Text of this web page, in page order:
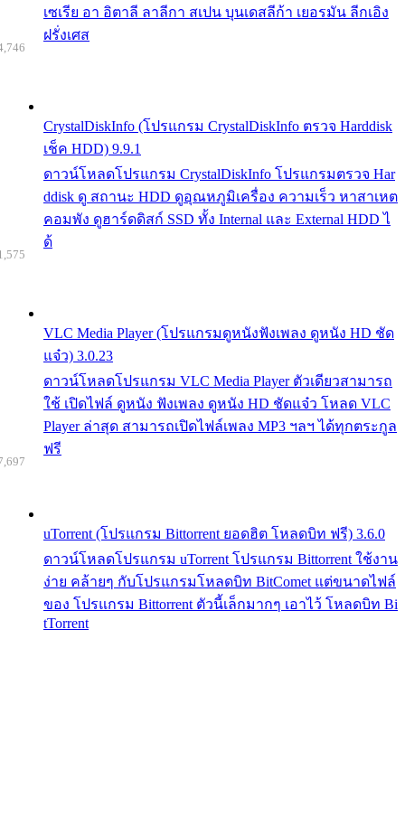
เซเรีย อา อิตาลี ลาลีกา สเปน บุนเดสลีก้า เยอรมัน ลีกเอิง
ฝรั่งเศส
CrystalDiskInfo (โปรแกรม CrystalDiskInfo ตรวจ Harddisk
เช็ค HDD) 9.9.1
ดาวน์โหลดโปรแกรม CrystalDiskInfo โปรแกรมตรวจ Har
ddisk ดู สถานะ HDD ดูอุณหภูมิเครื่อง ความเร็ว หาสาเหต
คอมพัง ดูฮาร์ดดิสก์ SSD ทั้ง Internal และ External HDD ไ
ด้
VLC Media Player (โปรแกรมดูหนังฟังเพลง ดูหนัง HD ชัด
แจ๋ว) 3.0.23
ดาวน์โหลดโปรแกรม VLC Media Player ตัวเดียวสามารถ
ใช้ เปิดไฟล์ ดูหนัง ฟังเพลง ดูหนัง HD ชัดแจ๋ว โหลด VLC
Player ล่าสุด สามารถเปิดไฟล์เพลง MP3 ฯลฯ ได้ทุกตระกูล
ฟรี
uTorrent (โปรแกรม Bittorrent ยอดฮิต โหลดบิท ฟรี) 3.6.0
ดาวน์โหลดโปรแกรม uTorrent โปรแกรม Bittorrent ใช้งาน
ง่าย คล้ายๆ กับโปรแกรมโหลดบิท BitComet แต่ขนาดไฟล์
ของ โปรแกรม Bittorrent ตัวนี้เล็กมากๆ เอาไว้ โหลดบิท Bi
tTorrent